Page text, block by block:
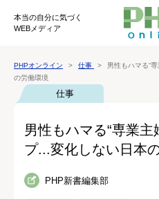
本当の自分に気づく
WEBメディア
PHPオンライン 仕事
男性もハマる“
の労働環境
仕事
男性もハマる“専業主
プ...変化しない日本
PHP新書編集部